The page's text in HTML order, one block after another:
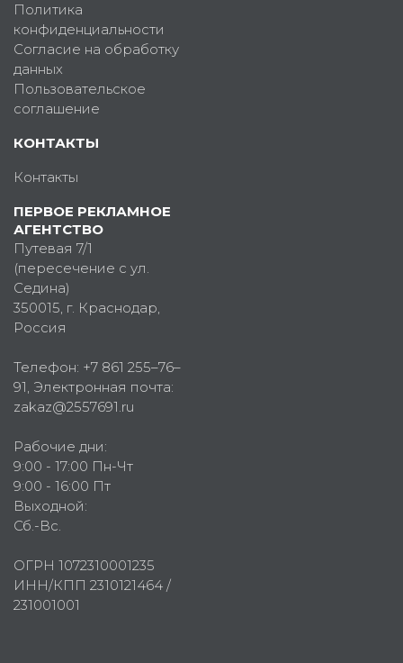
Политика
конфиденциальности
Согласие на обработку
данных
Пользовательское
соглашение
КОНТАКТЫ
Контакты
ПЕРВОЕ РЕКЛАМНОЕ
АГЕНТСТВО
Путевая 7/1
(пересечение с ул.
Седина)
350015, г. Краснодар,
Россия
Телефон: +7 861 255–76–
91, Электронная почта:
zakaz@2557691.ru
Рабочие дни:
9:00 - 17:00 Пн-Чт
9:00 - 16:00 Пт
Выходной:
Сб.-Вс.
ОГРН 1072310001235
ИНН/КПП 2310121464 /
231001001